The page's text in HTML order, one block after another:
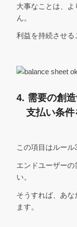
大事なことは、
ん。
利益を持続させる
4. 需要の創
支払い条件
この項目はルール
エンドユーザー
い。
そうすれば、あ
ます。